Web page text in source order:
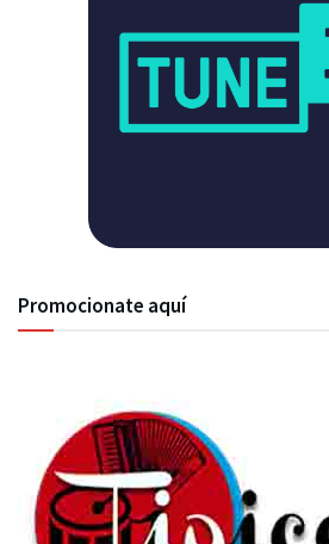
Promocionate aquí